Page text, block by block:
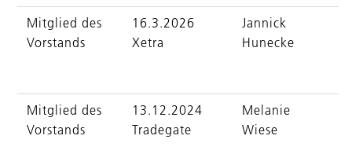
Mitglied des
Vorstands
16.3.2026
Xetra
Jannick
Hunecke
Mitglied des
Vorstands
13.12.2024
Tradegate
Melanie
Wiese